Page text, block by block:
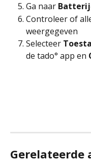
Ga naar
Controleer of
weergegeven
Selecteer
de tado° app en
Gerelateerde